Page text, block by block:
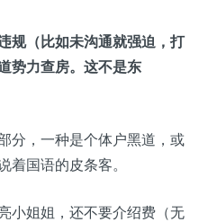
规（比如未沟通就强迫，打
势力查房。这不是东
分，一种是个体户黑道，或
着国语的皮条客。
小姐姐，还不要介绍费（无